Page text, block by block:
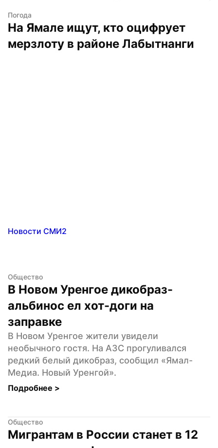
Погода
На Ямале ищут, кто оцифрует
мерзлоту в районе Лабытнанги
Новости СМИ2
Общество
В Новом Уренгое дикобраз-
альбинос ел хот-доги на
заправке
В Новом Уренгое жители увидели
необычного гостя. На АЗС прогуливался
редкий белый дикобраз, сообщил «Ямал-
Медиа. Новый Уренгой».
Подробнее >
Общество
Мигрантам в России станет в 12